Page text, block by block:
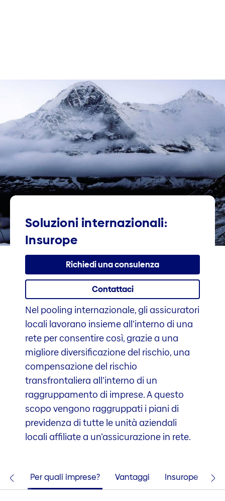
Soluzioni internazionali:
Insurope
Richiedi una consulenza
Contattaci
Nel pooling internazionale, gli assicuratori
locali lavorano insieme all’interno di una
rete per consentire così, grazie a una
migliore diversificazione del rischio, una
compensazione del rischio
transfrontaliera all’interno di un
raggruppamento di imprese. A questo
scopo vengono raggruppati i piani di
previdenza di tutte le unità aziendali
locali affiliate a un’assicurazione in rete.
Per quali imprese? Vantaggi Insurope